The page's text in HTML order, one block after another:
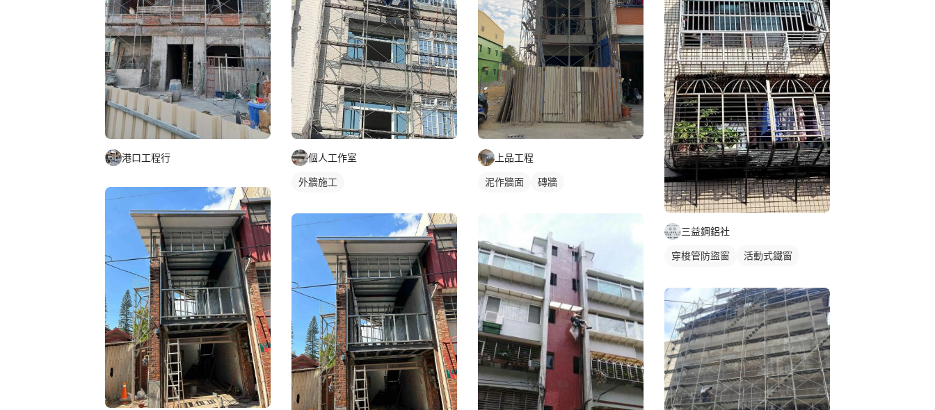
港口工程行 個人工作室
外牆施工
上品工程
泥作牆面 磚牆
三益鋼鋁社
穿梭管防盜窗
活動式鐵窗